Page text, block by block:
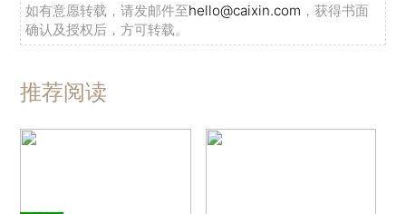
如有意愿转载，请发邮件至hello@caixin.com ，获得书面
确认及授权后，方可转载。
推荐阅读